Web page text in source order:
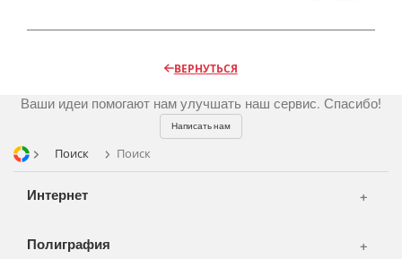
ВЕРНУТЬСЯ
Ваши идеи помогают нам улучшать наш сервис. Спасибо!
Написать нам
Поиск Поиск
Интернет
Полиграфия
OOH
Аудио и звукозапись
Partners
Publications
News
Our works
Korpa